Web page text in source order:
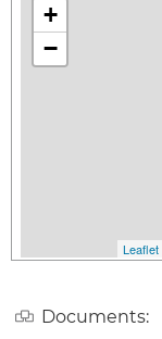
+
−
Leaflet
Documents: